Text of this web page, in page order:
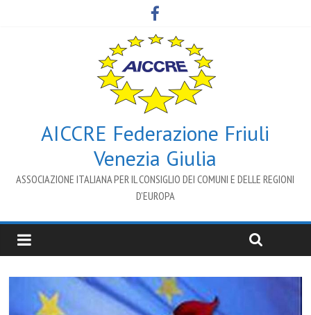
AICCRE Federazione Friuli
Venezia Giulia
ASSOCIAZIONE ITALIANA PER IL CONSIGLIO DEI COMUNI E DELLE REGIONI
D’EUROPA